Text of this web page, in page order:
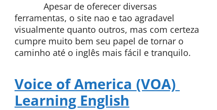
Apesar de oferecer diversas
ferramentas, o site nao e tao agradavel
visualmente quanto outros, mas com certeza
cumpre muito bem seu papel de tornar o
caminho até o inglês mais fácil e tranquilo.
Voice of America (VOA)
Learning English